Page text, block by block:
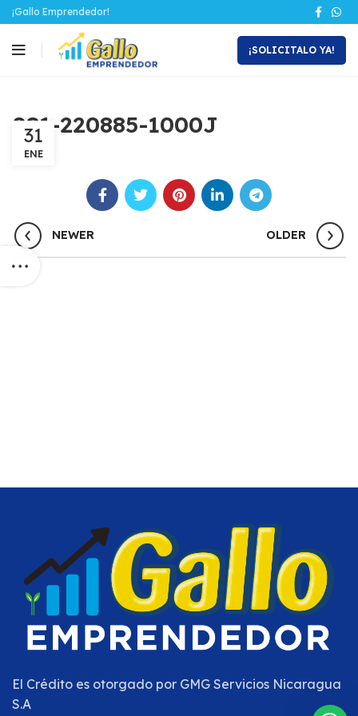
¡Gallo Emprendedor!
¡SOLICITALO YA!
081-220885-1000J
31
ENE
NEWER OLDER
El Crédito es otorgado por GMG Servicios Nicaragua
S.A